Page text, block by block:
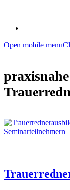
Open mobile menu
praxisnahe